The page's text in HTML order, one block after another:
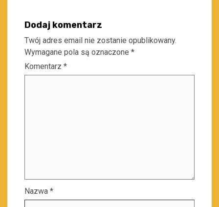
Dodaj komentarz
Twój adres email nie zostanie opublikowany.
Wymagane pola są oznaczone *
Komentarz *
Nazwa *